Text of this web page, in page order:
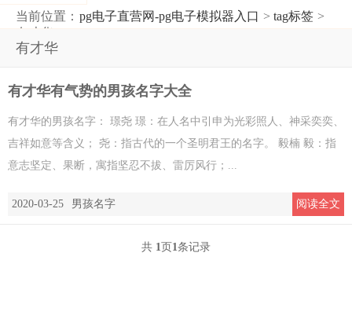
当前位置： pg电子直营网-pg电子模拟器入口 > tag标签 >
有才华
有才华
有才华有气势的男孩名字大全
有才华的男孩名字： 璟尧 璟：在人名中引申为光彩照人、神采奕奕、
吉祥如意等含义； 尧：指古代的一个圣明君王的名字。 毅楠 毅：指
意志坚定、果断，寓指坚忍不拔、雷厉风行；...
2020-03-25 男孩名字 阅读全文
共 1页 1条记录